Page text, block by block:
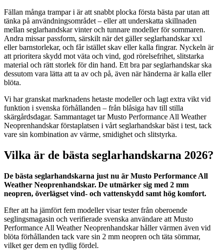
Fällan många trampar i är att snabbt plocka första bästa par utan att
tänka på användningsområdet – eller att underskatta skillnaden
mellan seglarhandskar vinter och tunnare modeller för sommaren.
Andra missar passform, särskilt när det gäller seglarhandskar xxl
eller barnstorlekar, och får istället skav eller kalla fingrar. Nyckeln är
att prioritera skydd mot väta och vind, god rörelsefrihet, slitstarka
material och rätt storlek för din hand. Ett bra par seglarhandskar ska
dessutom vara lätta att ta av och på, även när händerna är kalla eller
blöta.
Vi har granskat marknadens hetaste modeller och lagt extra vikt vid
funktion i svenska förhållanden – från blåsiga hav till stilla
skärgårdsdagar. Sammantaget tar Musto Performance All Weather
Neoprenhandskar förstaplatsen i vårt seglarhandskar bäst i test, tack
vare sin kombination av värme, smidighet och slitstyrka.
Vilka är de bästa seglarhandskarna 2026?
De bästa seglarhandskarna just nu är Musto Performance All
Weather Neoprenhandskar. De utmärker sig med 2 mm
neopren, överlägset vind- och vattenskydd samt hög komfort.
Efter att ha jämfört fem modeller visar tester från oberoende
seglingsmagasin och verifierade svenska användare att Musto
Performance All Weather Neoprenhandskar håller värmen även vid
blöta förhållanden tack vare sin 2 mm neopren och täta sömmar,
vilket ger dem en tydlig fördel.